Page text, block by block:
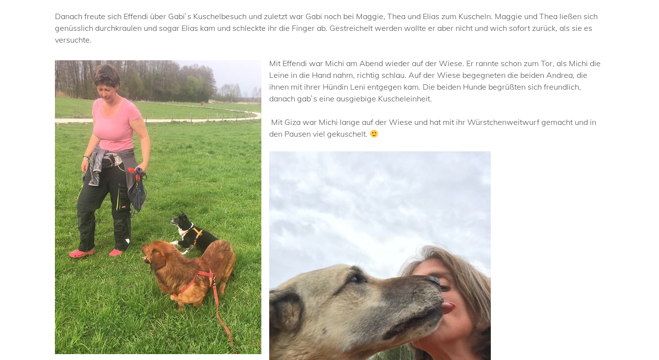
Danach freute sich Effendi über Gabi`s Kuschelbesuch und zuletzt war Gabi noch bei Maggie, Thea und Elias zum Kuscheln. Maggie und Thea ließen sich
genüsslich durchkraulen und sogar Elias kam und schleckte ihr die Finger ab. Gestreichelt werden wollte er aber nicht und wich sofort zurück, als sie es
versuchte.
Mit Effendi war Michi am Abend wieder auf der Wiese. Er rannte schon zum Tor, als Michi die
Leine in die Hand nahm, richtig schlau. Auf der Wiese begegneten die beiden Andrea, die
ihnen mit ihrer Hündin Leni entgegen kam. Die beiden Hunde begrüßten sich freundlich,
danach gab`s eine ausgiebige Kuscheleinheit.
Mit Giza war Michi lange auf der Wiese und hat mit ihr Würstchenweitwurf gemacht und in
den Pausen viel gekuschelt.